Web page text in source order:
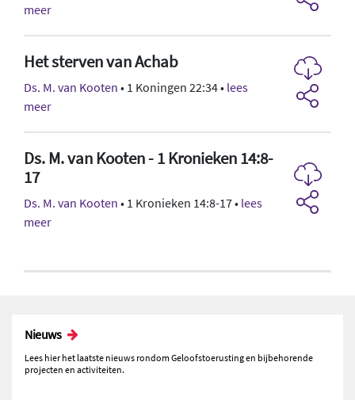
meer
Het sterven van Achab
Ds. M. van Kooten • 1 Koningen 22:34 • lees
meer
Ds. M. van Kooten - 1 Kronieken 14:8-
17
Ds. M. van Kooten • 1 Kronieken 14:8-17 • lees
meer
Nieuws
Lees hier het laatste nieuws rondom Geloofstoerusting en bijbehorende
projecten en activiteiten.